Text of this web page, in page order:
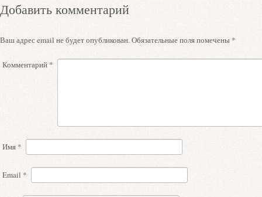
Добавить комментарий
Ваш адрес email не будет опубликован.Обязательные поля помечены *
Комментарий *
Имя *
Email *